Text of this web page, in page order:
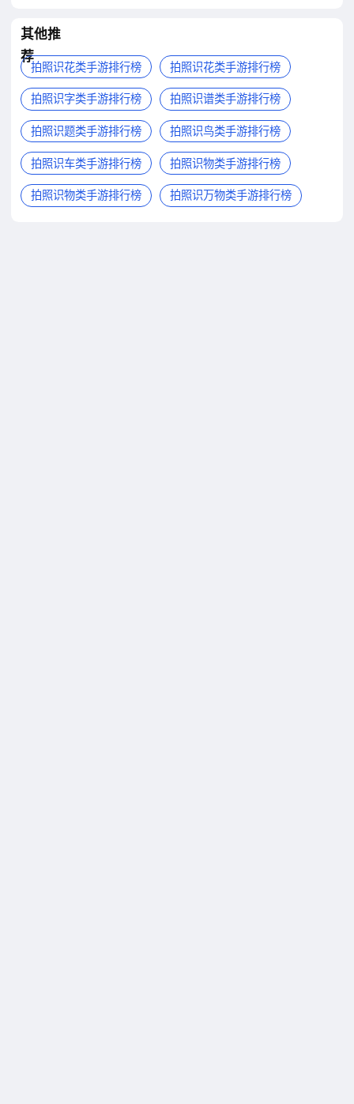
其他推
荐
拍照识花类手游排行榜 拍照识花类手游排行榜
拍照识字类手游排行榜 拍照识谱类手游排行榜
拍照识题类手游排行榜 拍照识鸟类手游排行榜
拍照识车类手游排行榜 拍照识物类手游排行榜
拍照识物类手游排行榜 拍照识万物类手游排行榜